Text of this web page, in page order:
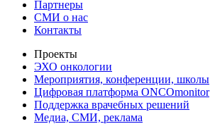
Партнеры
СМИ о нас
Контакты
Проекты
ЭХО онкологии
Мероприятия, конференции, школы
Цифровая платформа ONCOmonitor
Поддержка врачебных решений
Медиа, СМИ, реклама